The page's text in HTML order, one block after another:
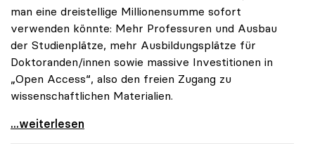
man eine dreistellige Millionensumme sofort
verwenden könnte: Mehr Professuren und Ausbau
der Studienplätze, mehr Ausbildungsplätze für
Doktoranden/innen sowie massive Investitionen in
„Open Access“, also den freien Zugang zu
wissenschaftlichen Materialien.
uniko will Investitionen in mehr Studienplätze,
...weiterlesen